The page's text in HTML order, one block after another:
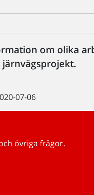
om olika
07-06
övriga frågor.